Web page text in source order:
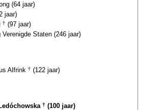
(64 jaar)
jaar)
† (97 jaar)
Staten (246 jaar)
Alfrink † (122 jaar)
† (100 jaar)